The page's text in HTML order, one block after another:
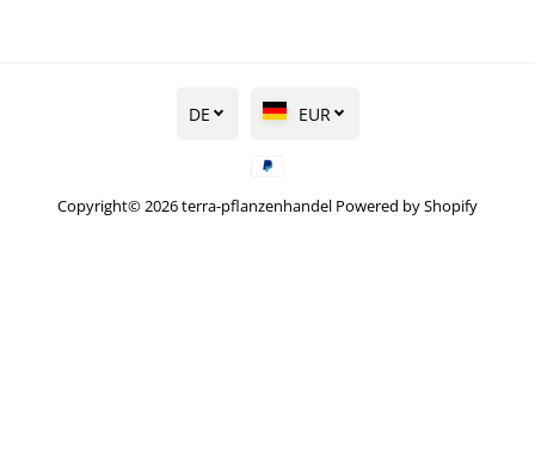
Copyright© 2026terra-pflanzenhandel Powered by Shopify
DE EUR